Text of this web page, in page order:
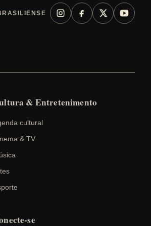
& Entretenimento
cultural
& TV
se